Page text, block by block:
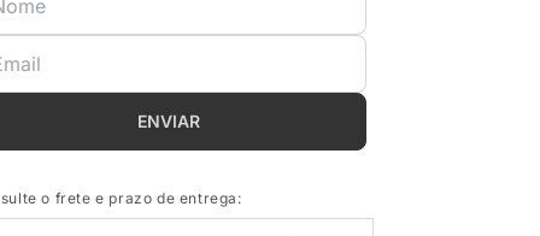
ENVIAR
o frete e prazo de entrega: